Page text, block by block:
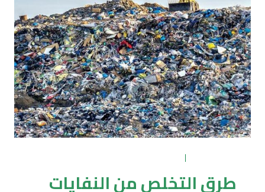
خردة
في
أيار
|
طرق التخلص من النفايات